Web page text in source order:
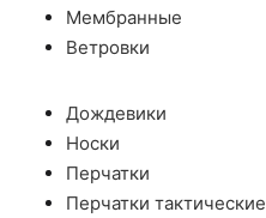
Мембранные
Ветровки
Дождевики
Носки
Перчатки
Перчатки тактические